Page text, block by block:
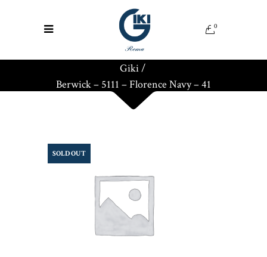
0
Giki/
Berwick – 5111 – Florence Navy – 41
SOLD OUT